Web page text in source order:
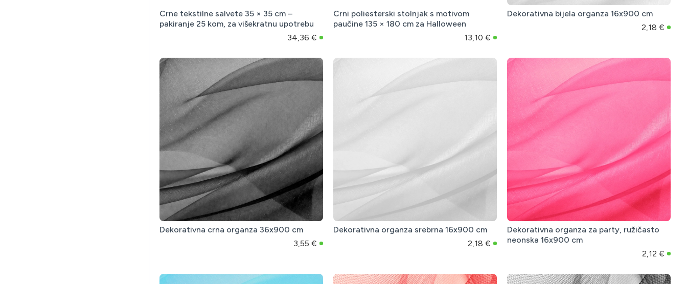
Crne tekstilne salvete 35 × 35 cm –
pakiranje 25 kom, za višekratnu upotrebu
34,36 €
Crni poliesterski stolnjak s motivom
paučine 135 × 180 cm za Halloween
13,10 €
Dekorativna bijela organza 16x900 cm
2,18 €
Dekorativna crna organza 36x900 cm
3,55 €
Dekorativna organza srebrna 16x900 cm
2,18 €
Dekorativna organza za party, ružičasto
neonska 16x900 cm
2,12 €